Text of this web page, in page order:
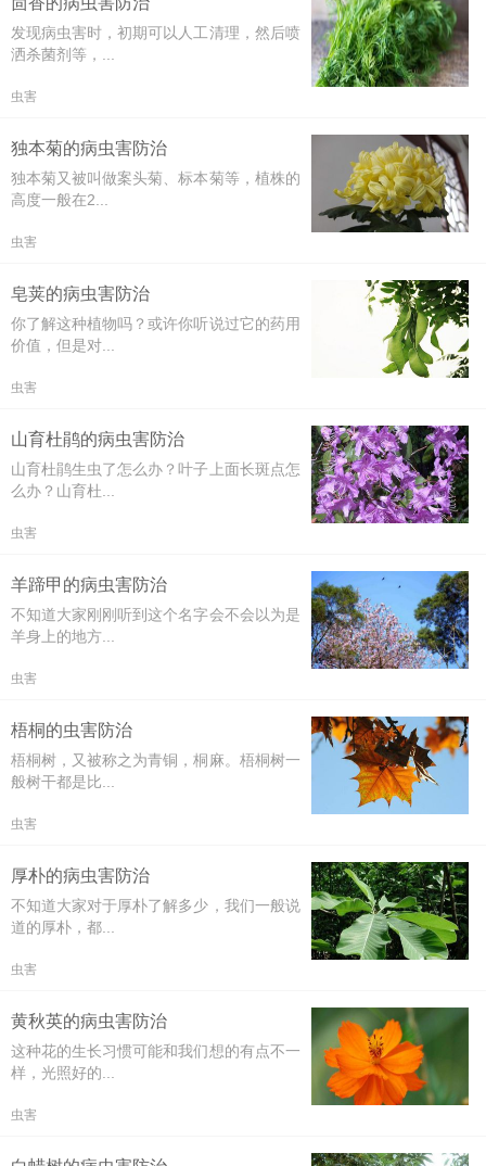
发现病虫害时，初期可以人工清理，然后喷
洒杀菌剂等，...
虫害
独本菊的病虫害防治
独本菊又被叫做案头菊、标本菊等，植株的
高度一般在2...
虫害
皂荚的病虫害防治
你了解这种植物吗？或许你听说过它的药用
价值，但是对...
虫害
山育杜鹃的病虫害防治
山育杜鹃生虫了怎么办？叶子上面长斑点怎
么办？山育杜...
虫害
羊蹄甲的病虫害防治
不知道大家刚刚听到这个名字会不会以为是
羊身上的地方...
虫害
梧桐的虫害防治
梧桐树，又被称之为青铜，桐麻。梧桐树一
般树干都是比...
虫害
厚朴的病虫害防治
不知道大家对于厚朴了解多少，我们一般说
道的厚朴，都...
虫害
黄秋英的病虫害防治
这种花的生长习惯可能和我们想的有点不一
样，光照好的...
虫害